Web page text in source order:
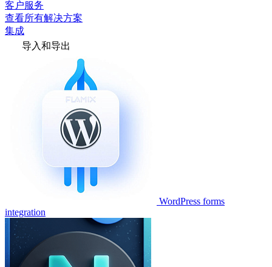
客户服务
查看所有解决方案
集成
导入和导出
WordPress forms
integration